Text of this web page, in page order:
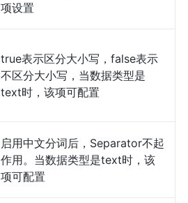
项设置
true表示区分大小写，false表示
不区分大小写，当数据类型是
text时，该项可配置
启用中文分词后，Separator不起
作用。当数据类型是text时，该
项可配置